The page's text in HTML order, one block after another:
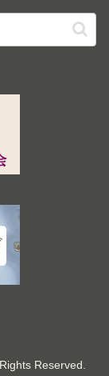
Reserved.